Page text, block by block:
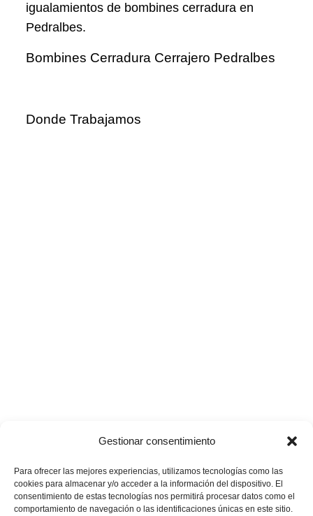
Gestionar consentimiento
Para ofrecer las mejores experiencias, utilizamos tecnologías como las
cookies para almacenar y/o acceder a la información del dispositivo. El
consentimiento de estas tecnologías nos permitirá procesar datos como el
comportamiento de navegación o las identificaciones únicas en este sitio.
igualamientos de bombines cerradura en
Pedralbes.
Bombines Cerradura Cerrajero Pedralbes
Donde Trabajamos